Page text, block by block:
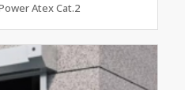
Atex Cat.2